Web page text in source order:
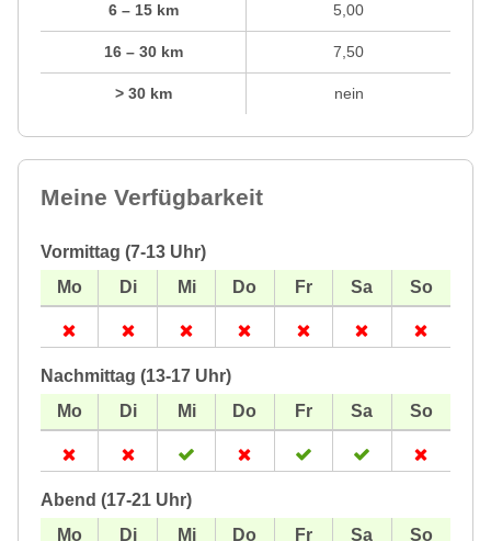
6 – 15 km
16 – 30 km
> 30 km
5,00
7,50
nein
Meine Verfügbarkeit
Vormittag (7-13 Uhr)
Nachmittag (13-17 Uhr)
Abend (17-21 Uhr)